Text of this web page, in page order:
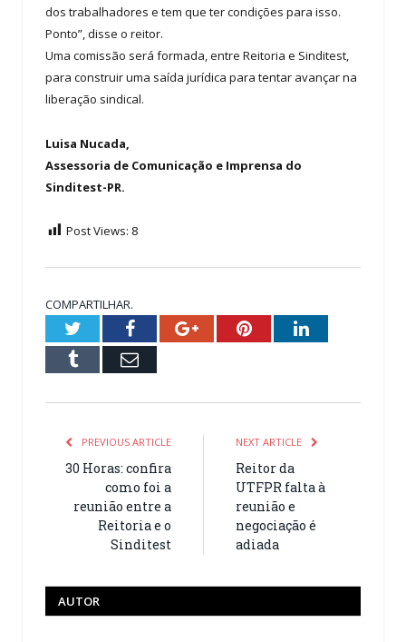
dos trabalhadores e tem que ter condições para isso.
Ponto”, disse o reitor.
Uma comissão será formada, entre Reitoria e Sinditest,
para construir uma saída jurídica para tentar avançar na
liberação sindical.
Luisa Nucada,
Assessoria de Comunicação e Imprensa do
Sinditest-PR.
Post Views: 8
COMPARTILHAR.
TwitterFacebookGoogle+PinterestLinkedIn
Tumblr Email
PREVIOUS ARTICLE
30 Horas: confira
como foi a
reunião entre a
Reitoria e o
Sinditest
NEXT ARTICLE
Reitor da
UTFPR falta à
reunião e
negociação é
adiada
AUTOR